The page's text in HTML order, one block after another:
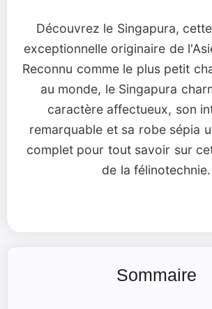
Découvrez le Singapura,
exceptionnelle originaire de
Reconnu comme le plus petit
au monde, le Singapura
caractère affectueux, son
remarquable et sa robe sépia
complet pour tout savoir sur
de la félinotechnie.
Sommaire